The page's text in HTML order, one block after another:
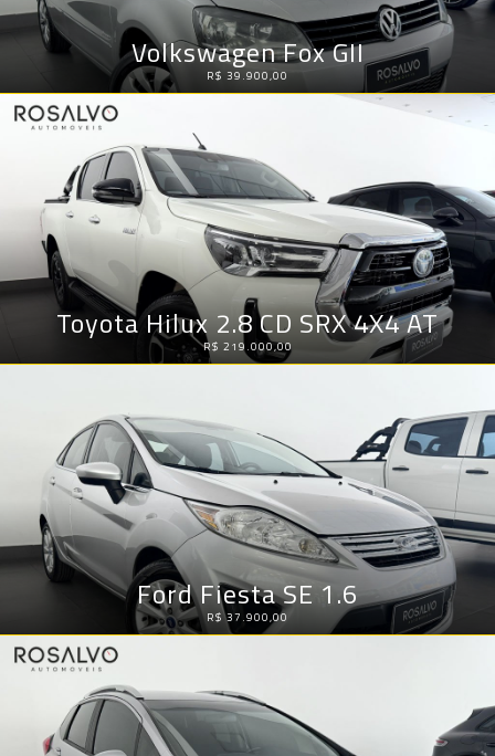
Volkswagen Fox GII
R$ 39.900,00
Toyota Hilux 2.8 CD SRX 4X4 AT
R$ 219.000,00
Ford Fiesta SE 1.6
R$ 37.900,00